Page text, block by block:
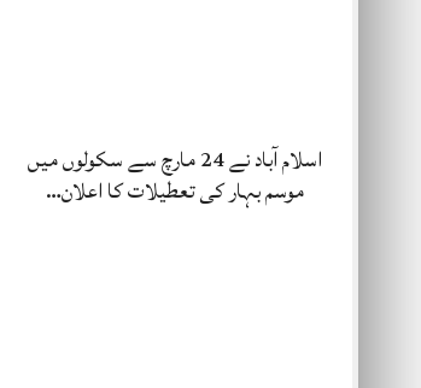
اسلام آباد نے 24 مارچ سے سکولوں میں
موسم بہار کی تعطیلات کا اعلان…